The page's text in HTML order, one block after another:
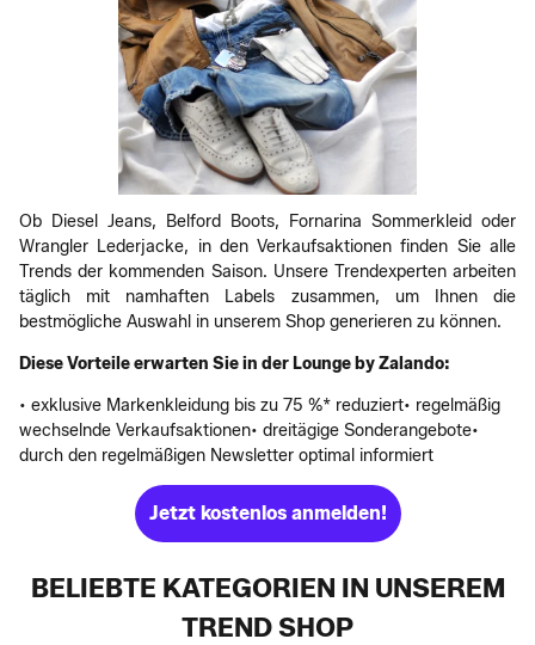
Ob Diesel Jeans, Belford Boots, Fornarina Sommerkleid oder
Wrangler Lederjacke, in den Verkaufsaktionen finden Sie alle
Trends der kommenden Saison. Unsere Trendexperten arbeiten
täglich mit namhaften Labels zusammen, um Ihnen die
bestmögliche Auswahl in unserem Shop generieren zu können.
Diese Vorteile erwarten Sie in der Lounge by Zalando:
• exklusive Markenkleidung bis zu 75 %* reduziert• regelmäßig
wechselnde Verkaufsaktionen• dreitägige Sonderangebote•
durch den regelmäßigen Newsletter optimal informiert
Jetzt kostenlos anmelden!
BELIEBTE KATEGORIEN IN UNSEREM
TREND SHOP